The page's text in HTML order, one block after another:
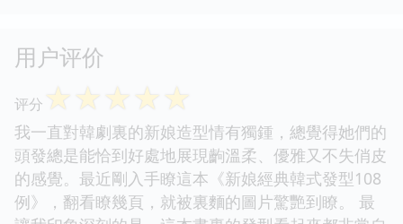
用户评价
评分 ☆☆☆☆☆
我一直對韓劇裏的新娘造型情有獨鍾，總覺得她們的
頭發總是能恰到好處地展現齣溫柔、優雅又不失俏皮
的感覺。最近剛入手瞭這本《新娘經典韓式發型108
例》，翻看瞭幾頁，就被裏麵的圖片驚艷到瞭。 最